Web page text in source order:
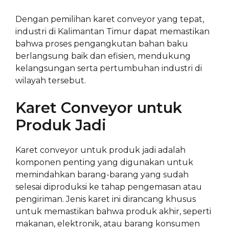
Dengan pemilihan karet conveyor yang tepat,
industri di Kalimantan Timur dapat memastikan
bahwa proses pengangkutan bahan baku
berlangsung baik dan efisien, mendukung
kelangsungan serta pertumbuhan industri di
wilayah tersebut.
Karet Conveyor untuk
Produk Jadi
Karet conveyor untuk produk jadi adalah
komponen penting yang digunakan untuk
memindahkan barang-barang yang sudah
selesai diproduksi ke tahap pengemasan atau
pengiriman. Jenis karet ini dirancang khusus
untuk memastikan bahwa produk akhir, seperti
makanan, elektronik, atau barang konsumen